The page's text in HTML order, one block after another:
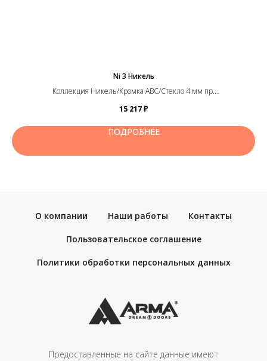
Ni 3 Никель
Коллекция Никель/Кромка ABC/Стекло 4 мм пр.
прозрачное стекло, зеркало )
15 217₽
ПОДРОБНЕЕ
О компании Наши работы Контакты
Пользовательское соглашение
Политики обработки персональных данных
Предоставленные на сайте данные имеют